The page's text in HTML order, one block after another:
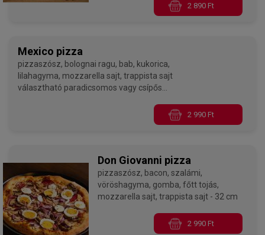
2 890 Ft
Mexico pizza
pizzaszósz, bolognai ragu, bab, kukorica,
lilahagyma, mozzarella sajt, trappista sajt
választható paradicsomos vagy csípős
2 990 Ft
Don Giovanni pizza
pizzaszósz, bacon, szalámi,
vöröshagyma, gomba, főtt tojás,
mozzarella sajt, trappista sajt - 32 cm
2 990 Ft